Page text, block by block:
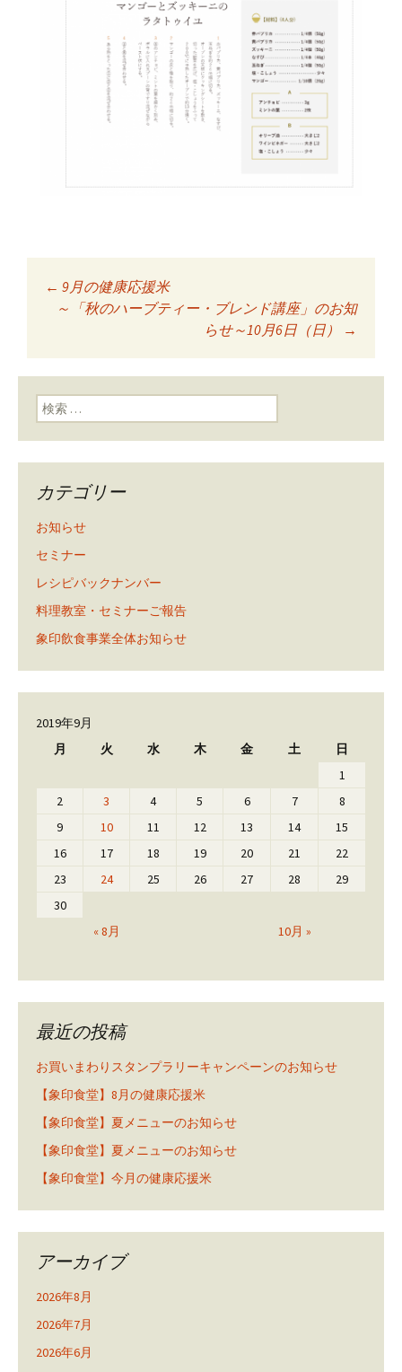
投稿ナビゲーショ
ン
← 9月の健康応援米
～「秋のハーブティー・ブレンド講座」のお知
らせ～10月6日（日）
→
検索:
カテゴリー
お知らせ
セミナー
レシピバックナンバー
料理教室・セミナーご報告
象印飲食事業全体お知らせ
2019年9月
月
火 水 木 金 土 日
« 8月 10月 »
1
2
3 4 5 6 7
8
9
10 11 12 13 14
15
16
17 18 19 20 21
22
23
24 25 26 27 28
29
30
最近の投稿
お買いまわりスタンプラリーキャンペーンのお知らせ
【象印食堂】8月の健康応援米
【象印食堂】夏メニューのお知らせ
【象印食堂】夏メニューのお知らせ
【象印食堂】今月の健康応援米
アーカイブ
2026年8月
2026年7月
2026年6月